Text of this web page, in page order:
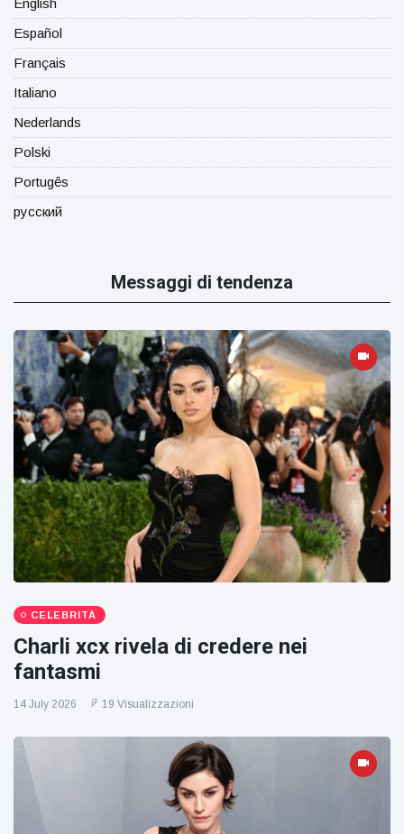
English
Español
Français
Italiano
Nederlands
Polski
Portugês
русский
Messaggi di tendenza
CELEBRITÀ
Charli xcx rivela di credere nei
fantasmi
14 July 2026 19 Visualizzazioni